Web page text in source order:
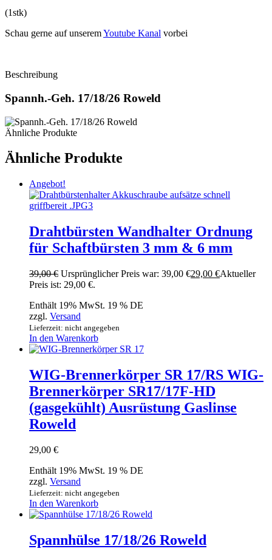
(1stk)
Schau gerne auf unseremYoutube Kanal vorbei
Beschreibung
Spannh.-Geh. 17/18/26 Roweld
Ähnliche Produkte
Ähnliche Produkte
Angebot!
Drahtbürsten Wandhalter Ordnung
für Schaftbürsten 3 mm & 6 mm
39,00€ Ursprünglicher Preis war: 39,00 €29,00 €Aktueller
Preis ist: 29,00 €.
Enthält 19% MwSt. 19 % DE
zzgl. Versand
Lieferzeit: nicht angegeben
In den Warenkorb
WIG-Brennerkörper SR 17/RS WIG-
Brennerkörper SR17/17F-HD
(gasgekühlt) Ausrüstung Gaslinse
Roweld
29,00 €
Enthält 19% MwSt. 19 % DE
zzgl. Versand
Lieferzeit: nicht angegeben
In den Warenkorb
Spannhülse 17/18/26 Roweld